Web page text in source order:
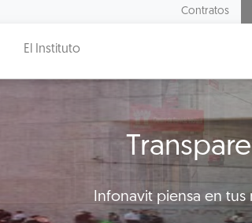
Contratos
El Instituto
Infonavit piensa en tus